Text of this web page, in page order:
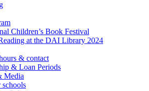
Children’s Book Festival
at the DAI Library 2024
& contact
& Loan Periods
Media